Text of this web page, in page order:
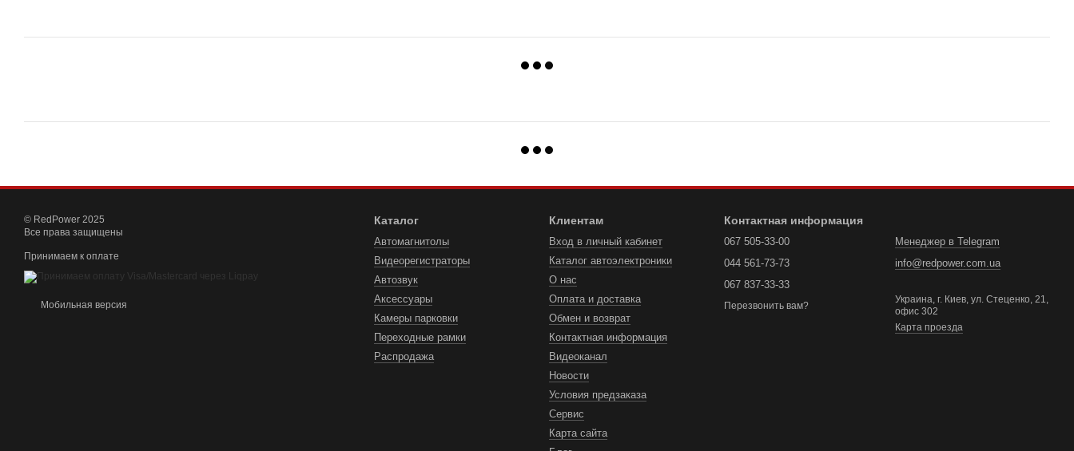
© RedPower 2025
Все права защищены
Принимаем к оплате
Мобильная версия
Каталог
Автомагнитолы
Видеорегистраторы
Автозвук
Аксессуары
Камеры парковки
Переходные рамки
Распродажа
Клиентам
Вход в личный кабинет
Каталог автоэлектроники
О нас
Оплата и доставка
Обмен и возврат
Контактная информация
Видеоканал
Новости
Условия предзаказа
Сервис
Карта сайта
Контактная информация
067 505-33-00
044 561-73-73
067 837-33-33
Перезвонить вам?
Менеджер в Telegram
info@redpower.com.ua
Украина, г. Киев, ул. Стеценко, 21,
офис 302
Карта проезда